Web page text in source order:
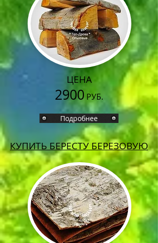
ЦЕНА
2900 РУБ.
Подробнее
КУПИТЬ БЕРЕСТУ БЕРЕЗОВУЮ